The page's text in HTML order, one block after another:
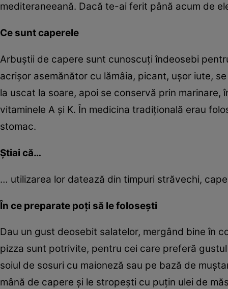
mediteraneeană. Dacă te-ai ferit până acum de
Ce sunt caperele
Arbuştii de capere sunt cunoscuţi îndeosebi
acrişor asemănător cu lămâia, picant, uşor iute,
la uscat la soare, apoi se conservă prin
vitaminele A şi K. În medicina tradiţională erau
stomac.
Ştiai că…
… utilizarea lor datează din timpuri străvechi,
În ce preparate poţi să le foloseşti
Dau un gust deosebit salatelor, mergând bine în
pizza sunt potrivite, pentru cei care preferă
soiul de sosuri cu maioneză sau pe bază de
mână de capere şi le stropeşti cu puţin ulei de